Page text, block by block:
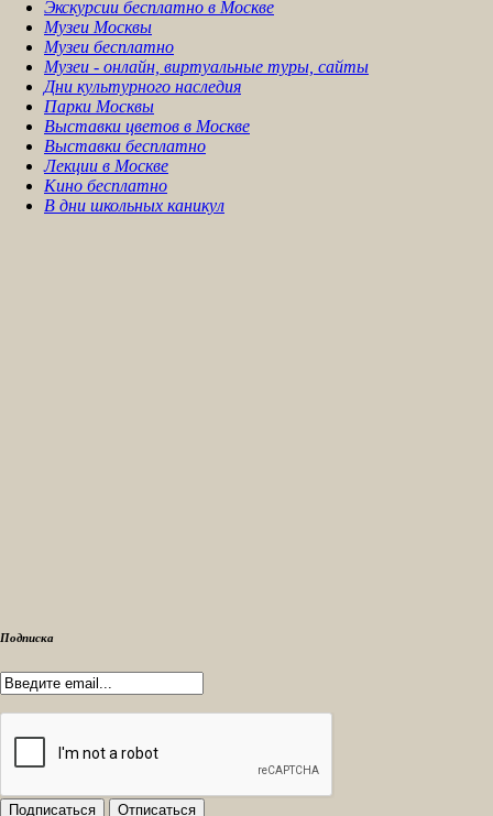
Экскурсии бесплатно в Москве
Музеи Москвы
Музеи бесплатно
Музеи - онлайн, виртуальные туры, сайты
Дни культурного наследия
Парки Москвы
Выставки цветов в Москве
Выставки бесплатно
Лекции в Москве
Кино бесплатно
В дни школьных каникул
Подписка